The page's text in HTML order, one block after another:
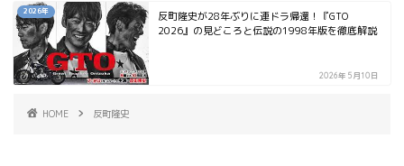
2026年
反町隆史が28年ぶりに連ドラ帰還！『GTO
2026』の見どころと伝説の1998年版を徹底解説
2026年5月10日
HOME 反町隆史